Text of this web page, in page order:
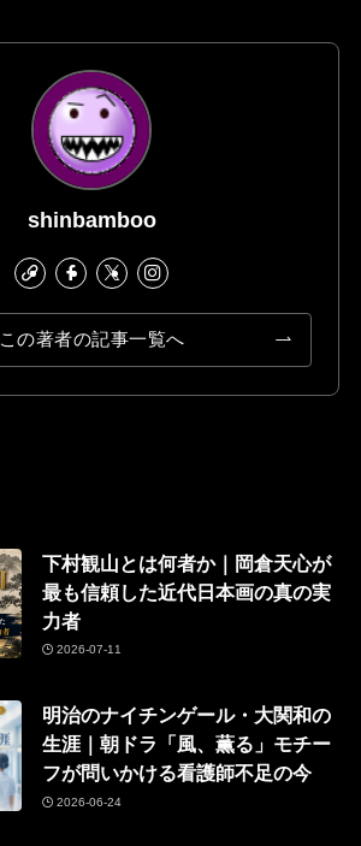
shinbamboo
この著者の記事一覧へ
下村観山とは何者か｜岡倉天心が
最も信頼した近代日本画の真の実
力者
2026-07-11
明治のナイチンゲール・大関和の
生涯｜朝ドラ「風、薫る」モチー
フが問いかける看護師不足の今
2026-06-24